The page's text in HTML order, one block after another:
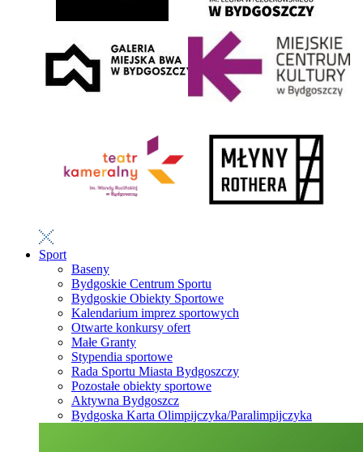
Sport
Baseny
Bydgoskie Centrum Sportu
Bydgoskie Obiekty Sportowe
Kalendarium imprez sportowych
Otwarte konkursy ofert
Małe Granty
Stypendia sportowe
Rada Sportu Miasta Bydgoszczy
Pozostałe obiekty sportowe
Aktywna Bydgoszcz
Bydgoska Karta Olimpijczyka/Paralimpijczyka